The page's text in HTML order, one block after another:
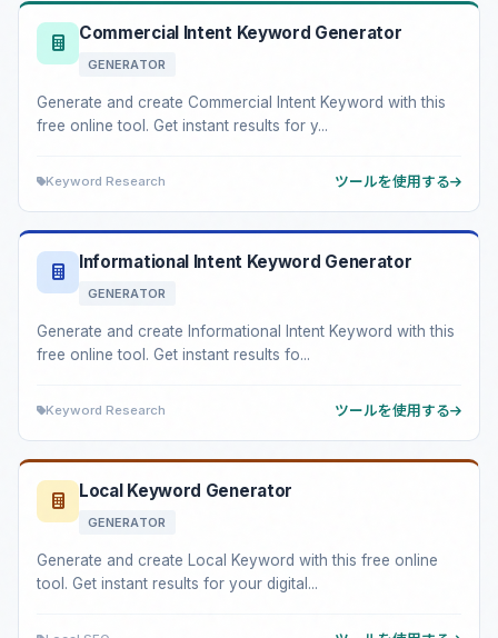
Commercial Intent Keyword Generator
GENERATOR
Generate and create Commercial Intent Keyword with this
free online tool. Get instant results for y...
Keyword Research ツールを使用する
Informational Intent Keyword Generator
GENERATOR
Generate and create Informational Intent Keyword with this
free online tool. Get instant results fo...
Keyword Research ツールを使用する
Local Keyword Generator
GENERATOR
Generate and create Local Keyword with this free online
tool. Get instant results for your digital...